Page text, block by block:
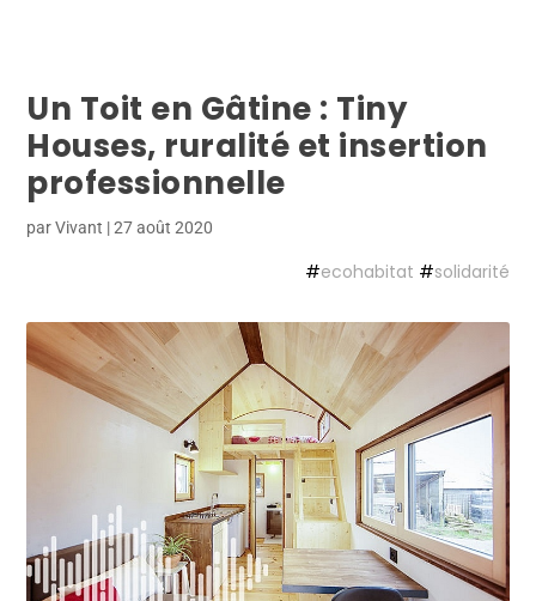
Un Toit en Gâtine : Tiny
Houses, ruralité et insertion
professionnelle
parVivant |27 août 2020
#ecohabitat #solidarité